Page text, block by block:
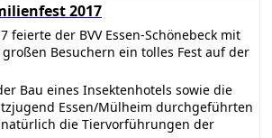
2017
feierte der BVV Essen-Schönebeck mit
Besuchern ein tolles Fest auf der
Bau eines Insektenhotels sowie die
Essen/Mülheim durchgeführten
die Tiervorführungen der